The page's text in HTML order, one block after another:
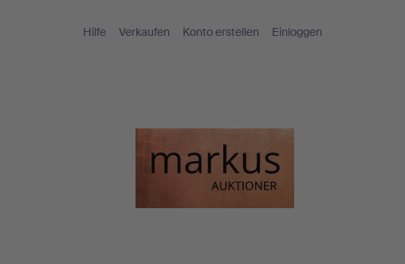
Hilfe Verkaufen Konto erstellen Einloggen